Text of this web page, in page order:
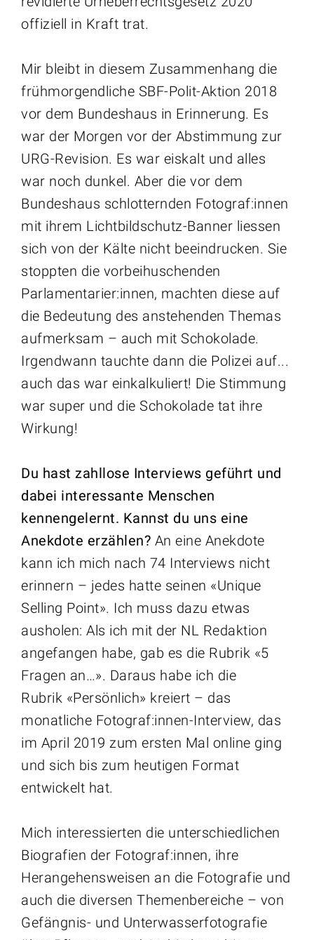
offiziell in Kraft trat.
Mir bleibt in diesem Zusammenhang die
frühmorgendliche SBF-Polit-Aktion 2018
vor dem Bundeshaus in Erinnerung. Es
war der Morgen vor der Abstimmung zur
URG-Revision. Es war eiskalt und alles
war noch dunkel. Aber die vor dem
Bundeshaus schlotternden Fotograf:innen
mit ihrem Lichtbildschutz-Banner liessen
sich von der Kälte nicht beeindrucken. Sie
stoppten die vorbeihuschenden
Parlamentarier:innen, machten diese auf
die Bedeutung des anstehenden Themas
aufmerksam – auch mit Schokolade.
Irgendwann tauchte dann die Polizei auf...
auch das war einkalkuliert! Die Stimmung
war super und die Schokolade tat ihre
Wirkung!
Du hast zahllose Interviews geführt und
dabei interessante Menschen
kennengelernt. Kannst du uns eine
Anekdote erzählen? An eine Anekdote
kann ich mich nach 74 Interviews nicht
erinnern – jedes hatte seinen «Unique
Selling Point». Ich muss dazu etwas
ausholen: Als ich mit der NL Redaktion
angefangen habe, gab es die Rubrik «5
Fragen an…». Daraus habe ich die
Rubrik «Persönlich» kreiert – das
monatliche Fotograf:innen-Interview, das
im April 2019 zum ersten Mal online ging
und sich bis zum heutigen Format
entwickelt hat.
Mich interessierten die unterschiedlichen
Biografien der Fotograf:innen, ihre
Herangehensweisen an die Fotografie und
auch die diversen Themenbereiche – von
Gefängnis- und Unterwasserfotografie